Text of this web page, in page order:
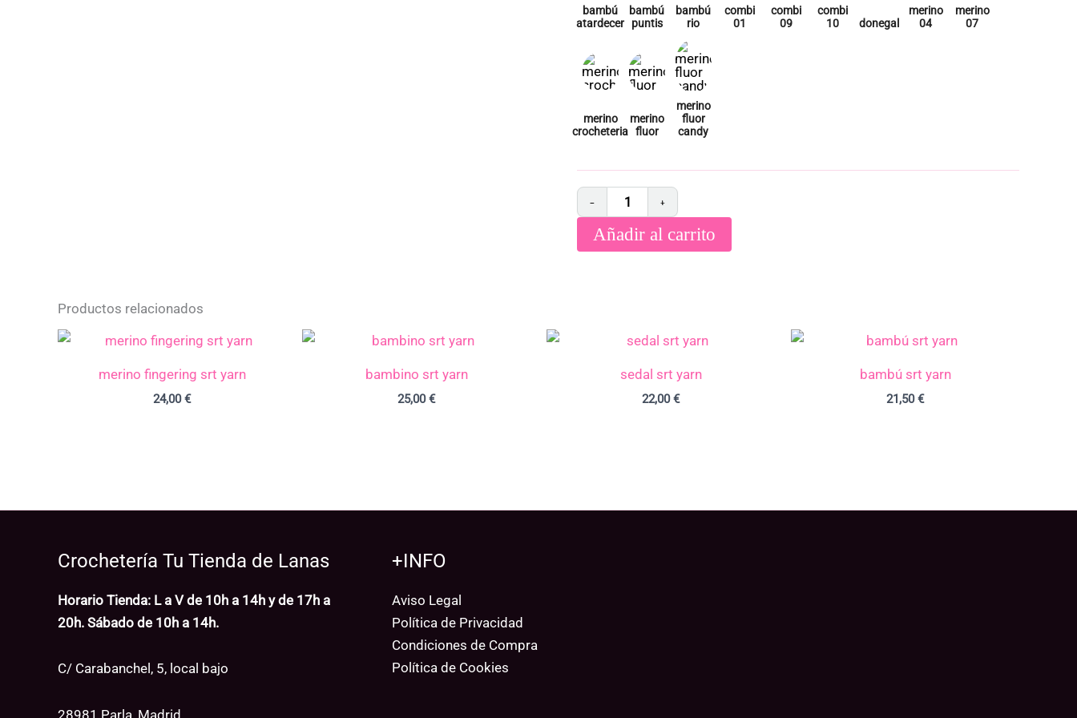
− +
Añadir al carrito
Productos relacionados
merino fingering srt yarn
24,00€
bambino srt yarn
25,00€
sedal srt yarn
22,00€
bambú srt yarn
21,50€
Crochetería Tu Tienda de Lanas
Horario Tienda: L a V de 10h a 14h y de 17h a
20h. Sábado de 10h a 14h.
C/ Carabanchel, 5, local bajo
28981 Parla, Madrid
+INFO
Aviso Legal
Política de Privacidad
Condiciones de Compra
Política de Cookies